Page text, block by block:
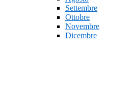
Settembre
Ottobre
Novembre
Dicembre